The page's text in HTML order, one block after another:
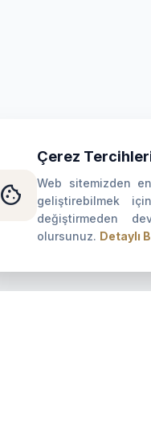
cookie
Çerez
Web sitemizden
geliştirebilmek
değiştirmeden
olursunuz. Detaylı